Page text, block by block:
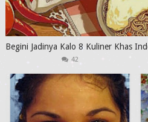
Begini Jadinya Kalo 8 Kuliner Khas
42